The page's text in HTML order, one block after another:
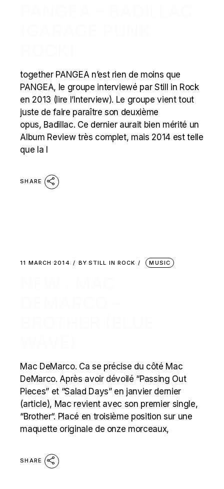
together PANGEA n’est rien de moins que
PANGEA, le groupe interviewé par Still in Rock
en 2013 (lire l’Interview). Le groupe vient tout
juste de faire paraître son deuxième
opus, Badillac. Ce dernier aurait bien mérité un
Album Review très complet, mais 2014 est telle
que la l
SHARE
11 MARCH 2014 BY STILL IN ROCK MUSIC
Mac DeMarco. Ca se précise du côté Mac
DeMarco. Après avoir dévoilé “Passing Out
Pieces” et “Salad Days” en janvier dernier
(article), Mac revient avec son premier single,
“Brother“. Placé en troisième position sur une
maquette originale de onze morceaux,
SHARE